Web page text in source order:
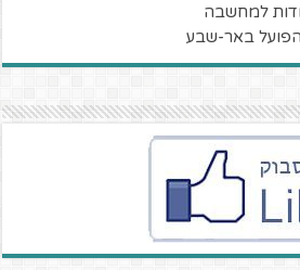
והפועל באר-שבע